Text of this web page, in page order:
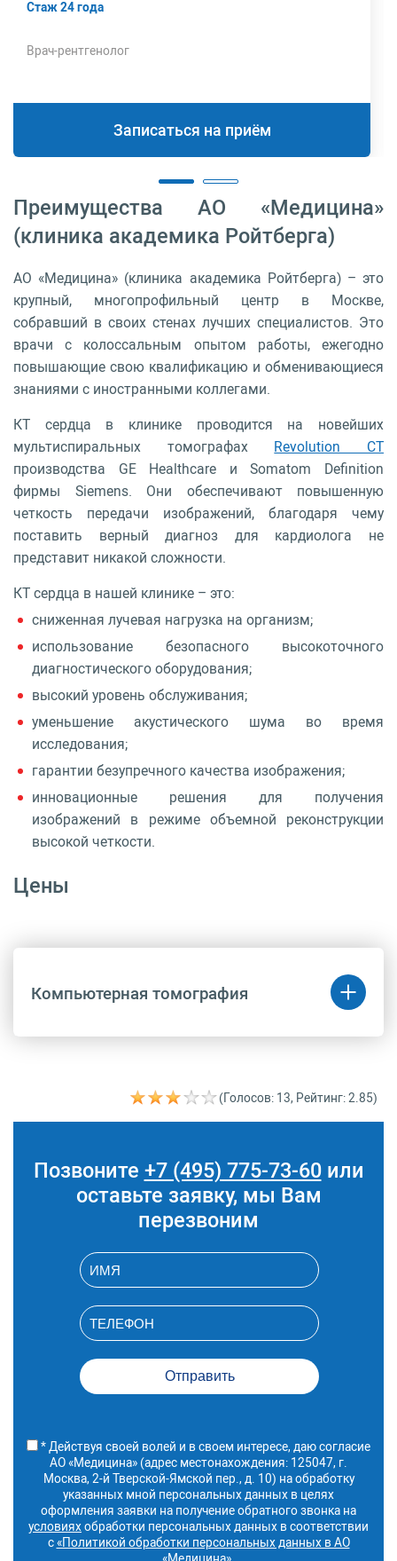
Стаж 24 года
Врач-рентгенолог
Записаться на приём
Преимущества АО «Медицина»
(клиника академика Ройтберга)
АО «Медицина» (клиника академика Ройтберга) – это
крупный, многопрофильный центр в Москве,
собравший в своих стенах лучших специалистов. Это
врачи с колоссальным опытом работы, ежегодно
повышающие свою квалификацию и обменивающиеся
знаниями с иностранными коллегами.
КТ сердца в клинике проводится на новейших
мультиспиральных томографах Revolution CT
производства GE Healthcare и Somatom Definition
фирмы Siemens. Они обеспечивают повышенную
четкость передачи изображений, благодаря чему
поставить верный диагноз для кардиолога не
представит никакой сложности.
КТ сердца в нашей клинике – это:
сниженная лучевая нагрузка на организм;
использование безопасного высокоточного
диагностического оборудования;
высокий уровень обслуживания;
уменьшение акустического шума во время
исследования;
гарантии безупречного качества изображения;
инновационные решения для получения
изображений в режиме объемной реконструкции
высокой четкости.
Цены
Компьютерная томография
Спиральная
компьютерная
определением
коронарного кальция
A06.10.009.005
Компьютерная
томография сердца
комплексное
59 700 руб.
A06.12.012.003 43 900 руб.
A06.12.012.002
КТ аортография
(грудной отдел)
31 000 руб.
Компьютерная
томография органов
грудной полости
A06.09.005.002
Компьютерная
томография органов
грудной полости с
внутривенным
болюсным
контрастированием
36 500 руб.
(Голосов: 13, Рейтинг: 2.85)
Позвоните +7 (495) 775-73-60или
оставьте заявку, мы Вам
перезвоним
* Действуя своей волей и в своем интересе, даю согласие
АО «Медицина» (адрес местонахождения: 125047, г.
Москва, 2-й Тверской-Ямской пер., д. 10) на обработку
указанных мной персональных данных в целях
оформления заявки на получение обратного звонка на
условияхобработки персональных данных в соответствии
с«Политикой обработки персональных данных в АО